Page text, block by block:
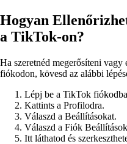
Hogyan
a TikTok-on?
Ha szeretnéd megerősíteni
fiókodon, kövesd az alábbi
Lépj be a TikTok
Kattints a Profilodra.
Válaszd a Beállításokat.
Válaszd a Fiók
Itt láthatod és